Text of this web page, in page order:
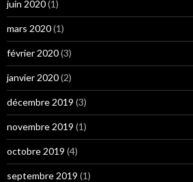
juin 2020(1)
mars 2020(1)
février 2020(3)
janvier 2020(2)
décembre 2019 (3)
novembre 2019 (1)
octobre 2019 (4)
septembre 2019 (1)